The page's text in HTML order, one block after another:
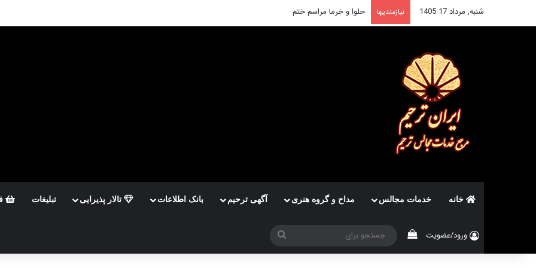
شنبه, مرداد 17 1405 نیازمندیها حلوا و خرما مراسم ختم
خانه خدمات مجالس مداح و گروه هنری آگهی ترحیم بانک اطلاعات تالار پذیرایی تبلیغات
ورود/عضویت دیدن سبد خرید
جستجو
برای